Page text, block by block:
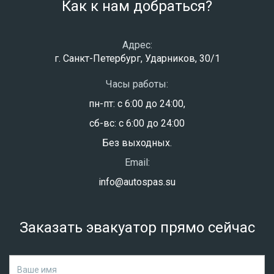
Как к нам добраться?
Адрес:
г. Санкт-Петербург, Ударников, 30/1
Часы работы:
пн-пт: с 6:00 до 24:00,
сб-вс: с 6:00 до 24:00
Без выходных.
Email:
info@autospas.su
Заказать эвакуатор прямо сейчас